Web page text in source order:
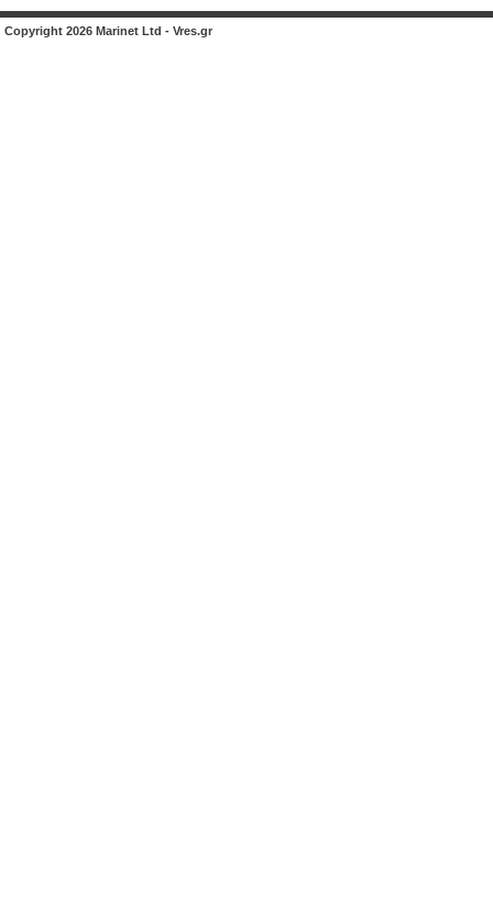
Copyright 2026 Marinet Ltd - Vres.gr